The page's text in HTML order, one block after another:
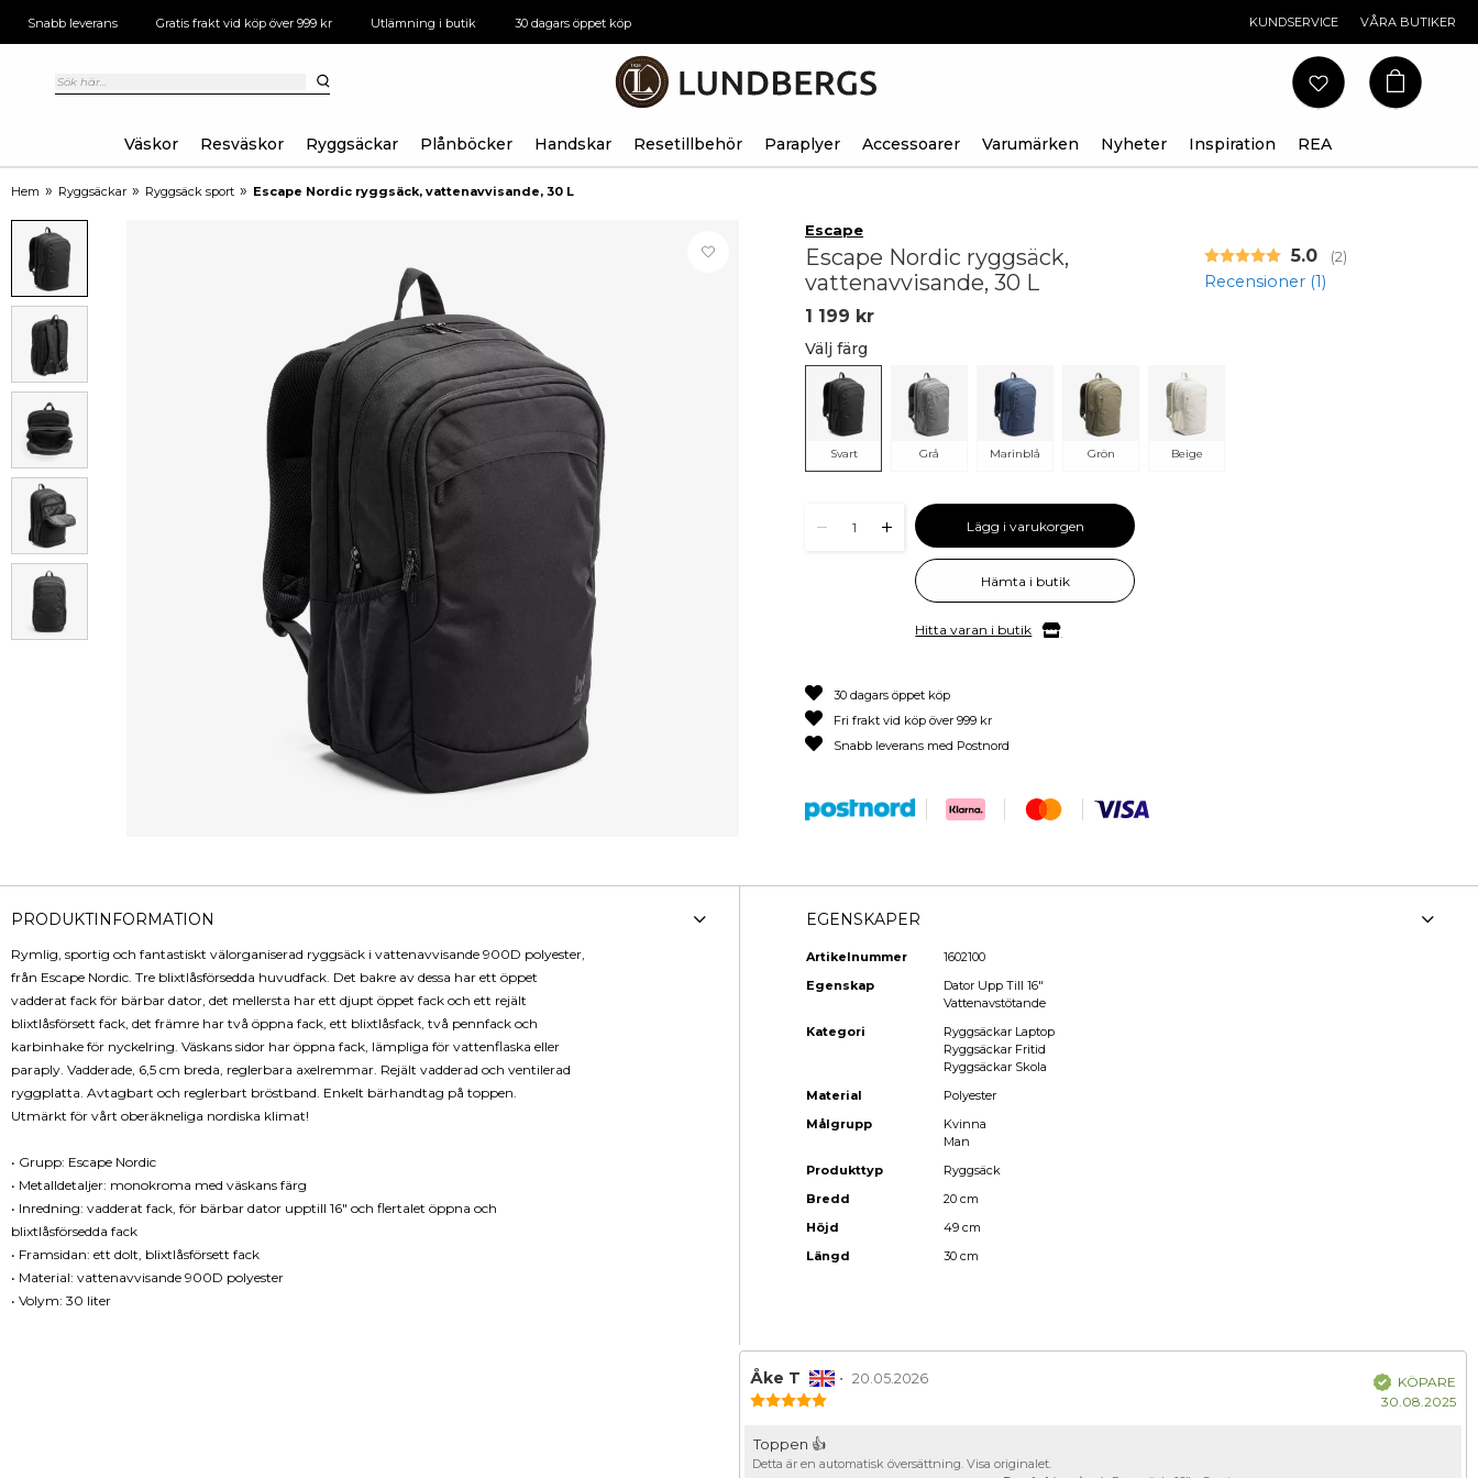
Snabb leverans Gratis frakt vid köp över 999 kr Utlämning i butik 30 dagars öppet köp KUNDSERVICE VÅRA BUTIKER
Väskor Resväskor Ryggsäckar Plånböcker Handskar Resetillbehör Paraplyer Accessoarer Varumärken Nyheter Inspiration REA
Hem » Ryggsäckar » Ryggsäck sport » Escape Nordic ryggsäck, vattenavvisande, 30 L
Escape
Escape Nordic ryggsäck,
vattenavvisande, 30 L
1 199 kr
Snittbetyg:
5.0 (röster:
2)
Recensioner (1)
Välj färg
Svart Grå Marinblå Grön Beige
1 Lägg i varukorgen
Hämta i butik
Hitta varan i butik
30 dagars öppet köp
Fri frakt vid köp över 999 kr
Snabb leverans med Postnord
PRODUKTINFORMATION
Rymlig, sportig och fantastiskt välorganiserad ryggsäck i vattenavvisande 900D polyester,
från Escape Nordic. Tre blixtlåsförsedda huvudfack. Det bakre av dessa har ett öppet
vadderat fack för bärbar dator, det mellersta har ett djupt öppet fack och ett rejält
blixtlåsförsett fack, det främre har två öppna fack, ett blixtlåsfack, två pennfack och
karbinhake för nyckelring. Väskans sidor har öppna fack, lämpliga för vattenflaska eller
paraply. Vadderade, 6,5 cm breda, reglerbara axelremmar. Rejält vadderad och ventilerad
ryggplatta. Avtagbart och reglerbart bröstband. Enkelt bärhandtag på toppen.
Utmärkt för vårt oberäkneliga nordiska klimat!
• Grupp: Escape Nordic
• Metalldetaljer: monokroma med väskans färg
• Inredning: vadderat fack, för bärbar dator upptill 16" och flertalet öppna och
blixtlåsförsedda fack
• Framsidan: ett dolt, blixtlåsförsett fack
• Material: vattenavvisande 900D polyester
• Volym: 30 liter
EGENSKAPER
Artikelnummer
1602100
Egenskap
Dator Upp Till 16"
Vattenavstötande
Kategori
Ryggsäckar Laptop
Ryggsäckar Fritid
Ryggsäckar Skola
Material
Polyester
Målgrupp
Kvinna
Man
Produkttyp
Ryggsäck
Bredd
20 cm
Höjd
49 cm
Längd
30 cm
Recensionsförfattare:
Åke T • Recensionsdatum:
20.05.2026
stjärnor
Bekräftad
KÖPARE
30.08.2025
Recensionstext:
Toppen 👍
Detta är en automatisk översättning. Visa originalet.